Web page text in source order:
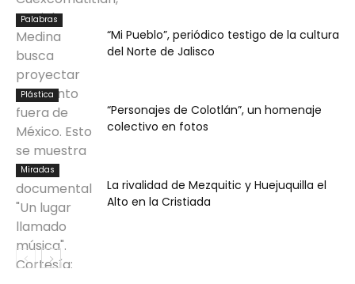
Palabras
“Mi Pueblo”, periódico testigo de la cultura
del Norte de Jalisco
Plástica
“Personajes de Colotlán”, un homenaje
colectivo en fotos
Miradas
La rivalidad de Mezquitic y Huejuquilla el
Alto en la Cristiada